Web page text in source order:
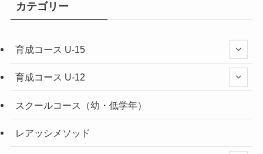
カテゴリー
育成コース U-15
育成コース U-12
スクールコース（幼・低学年）
レアッシメソッド